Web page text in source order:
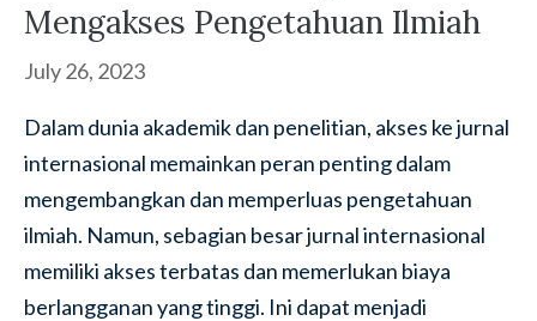
Mengakses Pengetahuan Ilmiah
July 26, 2023
Dalam dunia akademik dan penelitian, akses ke jurnal
internasional memainkan peran penting dalam
mengembangkan dan memperluas pengetahuan
ilmiah. Namun, sebagian besar jurnal internasional
memiliki akses terbatas dan memerlukan biaya
berlangganan yang tinggi. Ini dapat menjadi